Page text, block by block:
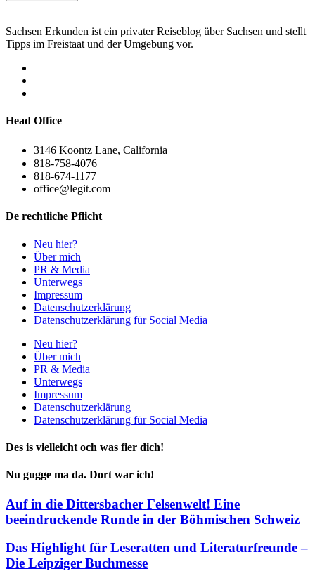
Sachsen Erkunden ist ein privater Reiseblog über Sachsen und stellt
Tipps im Freistaat und der Umgebung vor.
Head Office
3146 Koontz Lane, California
818-758-4076
818-674-1177
office@legit.com
De rechtliche Pflicht
Neu hier?
Über mich
PR & Media
Unterwegs
Impressum
Datenschutzerklärung
Datenschutzerklärung für Social Media
Neu hier?
Über mich
PR & Media
Unterwegs
Impressum
Datenschutzerklärung
Datenschutzerklärung für Social Media
Des is vielleicht och was fier dich!
Nu gugge ma da. Dort war ich!
Auf in die Dittersbacher Felsenwelt! Eine
beeindruckende Runde in der Böhmischen Schweiz
Das Highlight für Leseratten und Literaturfreunde –
Die Leipziger Buchmesse